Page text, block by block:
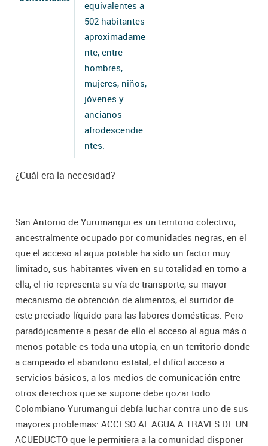
equivalentes a
502 habitantes
aproximadame
nte, entre
hombres,
mujeres, niños,
jóvenes y
ancianos
afrodescendie
ntes.
¿Cuál era la necesidad?
San Antonio de Yurumangui es un territorio colectivo,
ancestralmente ocupado por comunidades negras, en el
que el acceso al agua potable ha sido un factor muy
limitado, sus habitantes viven en su totalidad en torno a
ella, el rio representa su vía de transporte, su mayor
mecanismo de obtención de alimentos, el surtidor de
este preciado líquido para las labores domésticas. Pero
paradójicamente a pesar de ello el acceso al agua más o
menos potable es toda una utopía, en un territorio donde
a campeado el abandono estatal, el difícil acceso a
servicios básicos, a los medios de comunicación entre
otros derechos que se supone debe gozar todo
Colombiano Yurumangui debía luchar contra uno de sus
mayores problemas: ACCESO AL AGUA A TRAVES DE UN
ACUEDUCTO que le permitiera a la comunidad disponer